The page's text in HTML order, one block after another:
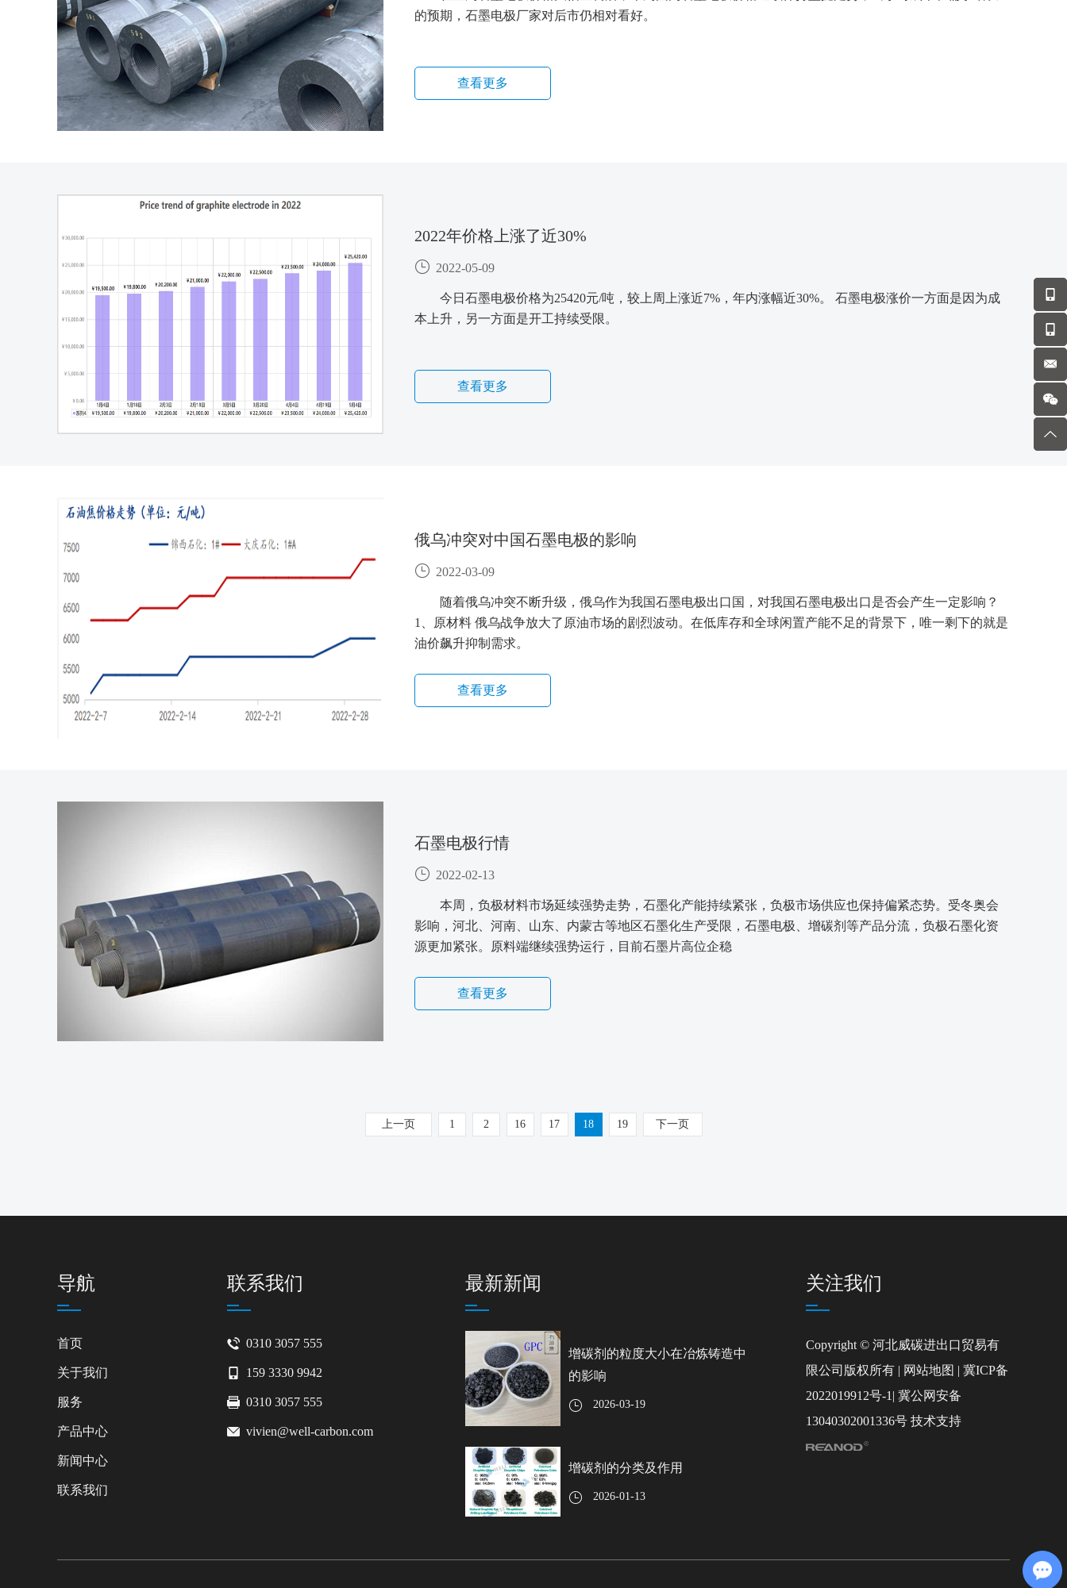
的预期，石墨电极厂家对后市仍相对看好。
查看更多
2022年价格上涨了近30%
2022-05-09
今日石墨电极价格为25420元/吨，较上周上涨近7%，年内涨幅近30%。 石墨电极涨价一方面是因为成
本上升，另一方面是开工持续受限。
查看更多
俄乌冲突对中国石墨电极的影响
2022-03-09
随着俄乌冲突不断升级，俄乌作为我国石墨电极出口国，对我国石墨电极出口是否会产生一定影响？
1、原材料 俄乌战争放大了原油市场的剧烈波动。在低库存和全球闲置产能不足的背景下，唯一剩下的就是
油价飙升抑制需求。
查看更多
石墨电极行情
2022-02-13
本周，负极材料市场延续强势走势，石墨化产能持续紧张，负极市场供应也保持偏紧态势。受冬奥会
影响，河北、河南、山东、内蒙古等地区石墨化生产受限，石墨电极、增碳剂等产品分流，负极石墨化资
源更加紧张。原料端继续强势运行，目前石墨片高位企稳
查看更多
上一页 1 2 16 17 18 19 下一页
导航
首页
关于我们
服务
产品中心
新闻中心
联系我们
联系我们
0310 3057 555
159 3330 9942
0310 3057 555
vivien@well-carbon.com
最新新闻
增碳剂的粒度大小在冶炼铸造中
的影响
2026-03-19
增碳剂的分类及作用
2026-01-13
关注我们
Copyright © 河北威碳进出口贸易有
限公司版权所有 | 网站地图 | 冀ICP备
2022019912号-1 | 冀公网安备
13040302001336号技术支持
Chat with Us